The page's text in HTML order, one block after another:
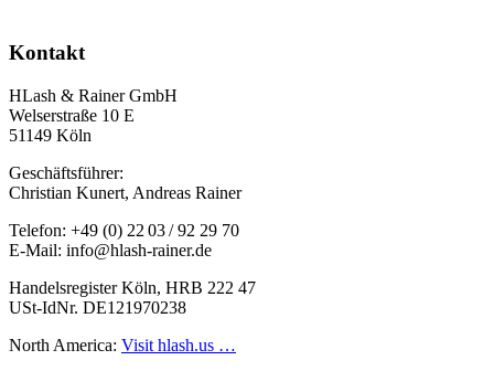
Kontakt
HLash & Rainer GmbH
Welserstraße 10 E
51149 Köln
Geschäftsführer:
Christian Kunert, Andreas Rainer
Telefon: +49 (0) 22 03 / 92 29 70
E-Mail: info@hlash-rainer.de
Handelsregister Köln, HRB 222 47
USt-IdNr. DE121970238
North America: Visit hlash.us …